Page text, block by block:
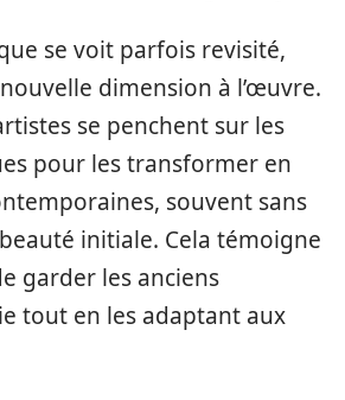
se voit parfois revisité,
dimension à l’œuvre.
se penchent sur les
pour les transformer en
souvent sans
initiale. Cela témoigne
garder les anciens
tout en les adaptant aux